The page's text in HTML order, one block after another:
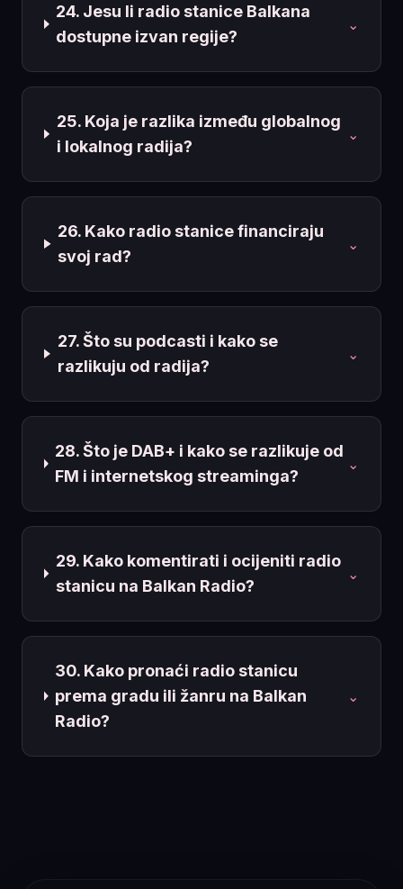
24. Jesu li radio stanice Balkana
dostupne izvan regije?
⌄
25. Koja je razlika između globalnog
i lokalnog radija?
⌄
26. Kako radio stanice financiraju
svoj rad?
⌄
27. Što su podcasti i kako se
razlikuju od radija?
⌄
28. Što je DAB+ i kako se razlikuje od
FM i internetskog streaminga?
⌄
29. Kako komentirati i ocijeniti radio
stanicu na Balkan Radio?
⌄
30. Kako pronaći radio stanicu
prema gradu ili žanru na Balkan
Radio?
⌄